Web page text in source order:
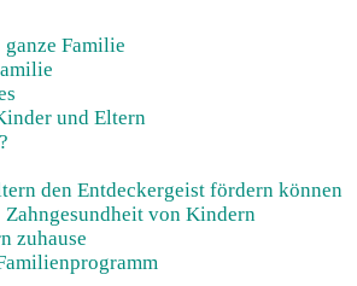
Familie
und Eltern
den Entdeckergeist fördern können
von Kindern
zuhause